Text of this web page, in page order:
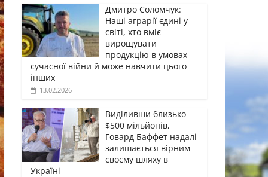
Дмитро Соломчук:
Наші аграрії єдині у
світі, хто вміє
вирощувати
продукцію в умовах
сучасної війни й може навчити цього
інших
13.02.2026
Виділивши близько
$500 мільйонів,
Говард Баффет надалі
залишається вірним
своєму шляху в
Україні